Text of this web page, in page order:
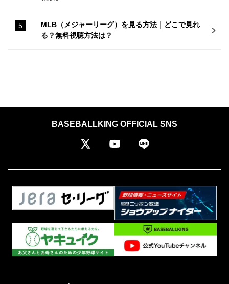
MLB（メジャーリーグ）を見る方法｜どこで見れ
る？無料視聴方法は？
BASEBALLKING OFFICIAL SNS